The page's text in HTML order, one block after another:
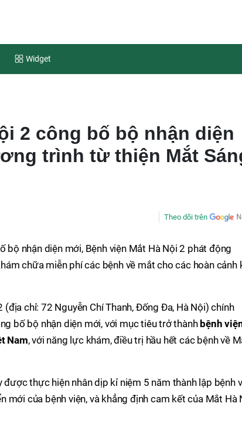
Widget
2 công bố bộ nhận diện
trình từ thiện Mắt
Theo dõi trên
bộ nhận diện mới, Bệnh viện Mắt Hà Nội 2 phát động
chữa miễn phí các bệnh về mắt cho các hoàn cảnh
chỉ: 72 Nguyễn Chí Thanh, Đống Đa, Hà Nội) chính
bố bộ nhận diện mới, với mục tiêu trở thành bệnh
Nam, với năng lực khám, điều trị hầu hết các bệnh về
thực hiện nhân dịp kỉ niệm 5 năm thành lập bệnh
của bệnh viện, và khẳng định cam kết của Mắt Hà